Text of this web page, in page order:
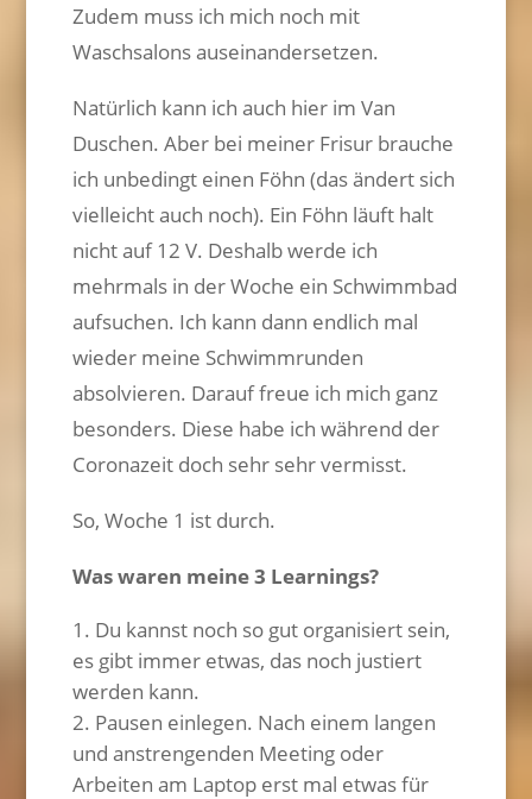
Zudem muss ich mich noch mit
Waschsalons auseinandersetzen.
Natürlich kann ich auch hier im Van
Duschen. Aber bei meiner Frisur brauche
ich unbedingt einen Föhn (das ändert sich
vielleicht auch noch). Ein Föhn läuft halt
nicht auf 12 V. Deshalb werde ich
mehrmals in der Woche ein Schwimmbad
aufsuchen. Ich kann dann endlich mal
wieder meine Schwimmrunden
absolvieren. Darauf freue ich mich ganz
besonders. Diese habe ich während der
Coronazeit doch sehr sehr vermisst.
So, Woche 1 ist durch.
Was waren meine 3 Learnings?
Du kannst noch so gut organisiert sein,
es gibt immer etwas, das noch justiert
werden kann.
Pausen einlegen. Nach einem langen
und anstrengenden Meeting oder
Arbeiten am Laptop erst mal etwas für